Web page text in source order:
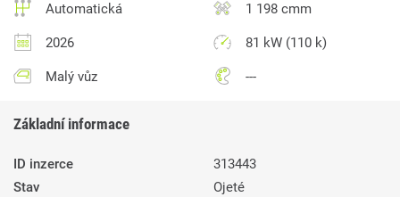
Automatická 1 198 cmm
2026 81 kW (110 k)
Malý vůz ---
Základní informace
ID inzerce
313443
Stav
Ojeté